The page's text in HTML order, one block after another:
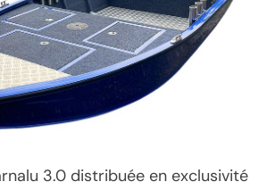
3.0 distribuée en exclusivité